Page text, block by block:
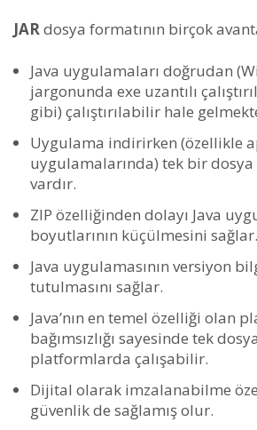
JARdosya formatının birçok
Java uygulamaları doğrudan
jargonunda exe uzantılı
gibi) çalıştırılabilir hale
Uygulama indirirken (özellikle
uygulamalarında) tek bir
vardır.
ZIP özelliğinden dolayı Java
boyutlarının küçülmesini sağlar.
Java uygulamasının versiyon
tutulmasını sağlar.
Java’nın en temel özelliği olan
bağımsızlığı sayesinde tek
platformlarda çalışabilir.
Dijital olarak imzalanabilme
güvenlik de sağlamış olur.